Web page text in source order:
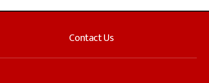
Contact Us